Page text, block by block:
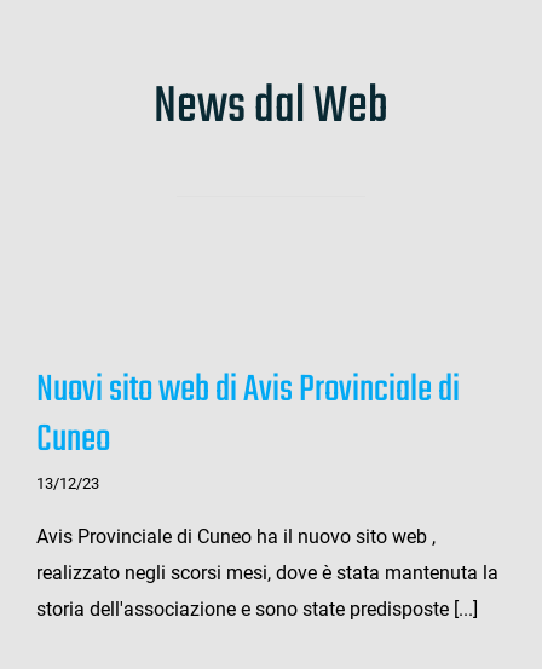
News dal Web
Nuovi sito web di Avis Provinciale di
Cuneo
13/12/23
Avis Provinciale di Cuneo ha il nuovo sito web ,
realizzato negli scorsi mesi, dove è stata mantenuta la
storia dell'associazione e sono state predisposte [...]